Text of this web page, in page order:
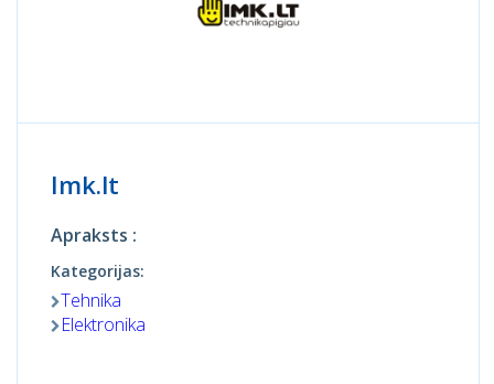
Imk.lt
Apraksts :
Kategorijas:
Tehnika
Elektronika